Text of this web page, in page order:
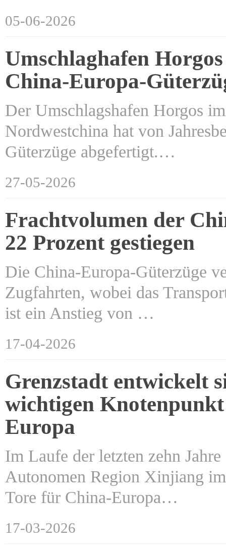
05-06-2026
Umschlaghafen
China-Europa-
Der Umschlagshafen Horgos
Nordwestchina hat von
Güterzüge abgefertigt.…
27-05-2026
Frachtvolumen der
22 Prozent gestiegen
Die China-Europa-Güterzüge
Zugfahrten, wobei das
ist ein Anstieg von …
17-04-2026
Grenzstadt entwickelt
wichtigen
Europa
Im Laufe der letzten zehn
Autonomen Region Xinjiang
Tore für China-Europa…
17-03-2026